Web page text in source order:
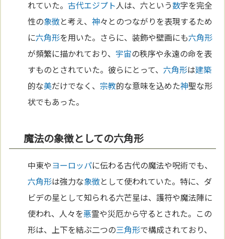
れていた。古代エジプト人は、六という数字を完全
性の象徴と考え、神々とのつながりを表現するため
に六角形を用いた。さらに、装飾や壁画にも六角形
が頻繁に描かれており、 宇宙の秩序や永遠の命を表
すものとされていた。彼らにとって、六角形は建築
的な美だけでなく、 宗教的な意味を込めた神聖な形
状でもあった。
魔法の象徴としての六角形
中東やヨーロッパに伝わる古代の魔法や呪術でも、
六角形は強力な象徴として使われていた。特に、ダ
ビデの星として知られる六芒星は、護符や魔法陣に
使われ、人々を悪霊や災厄から守るとされた。この
形は、上下を結ぶ二つの三角形で構成されており、